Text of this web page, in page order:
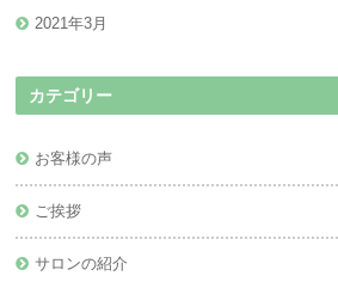
2021年3月
カテゴリー
お客様の声
ご挨拶
サロンの紹介